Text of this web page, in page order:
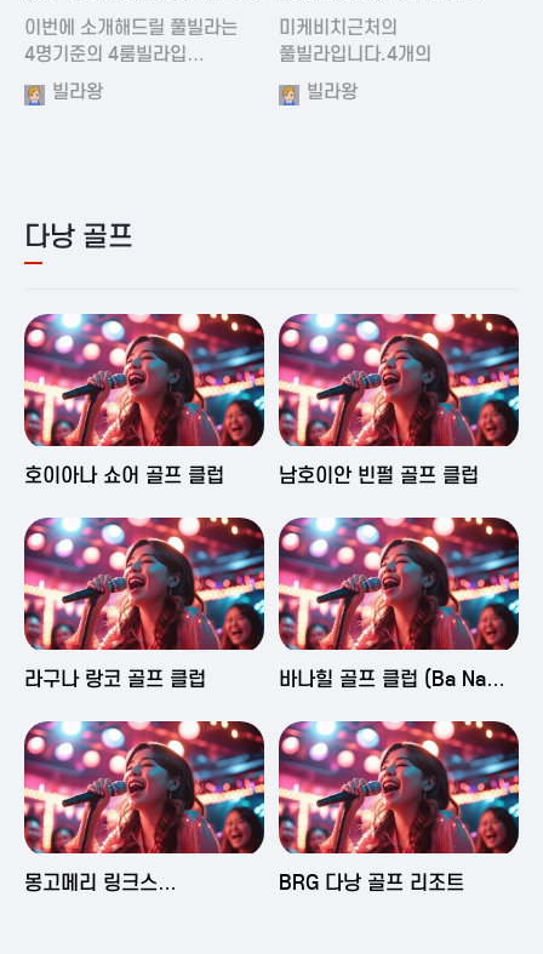
이번에 소개해드릴 풀빌라는
4명기준의 4룸빌라입…
빌라왕
풀빌라
미케비치근처의
풀빌라입니다.4개의
아름다운방과…
빌라왕
다낭 골프
2025-06-03 16:43
호이아나 쇼어 골프 클럽 2025-06-03 15:09
남호이안 빈펄 골프 클럽
2025-06-03 15:05
라구나 랑코 골프 클럽 2025-06-03 14:58
바나힐 골프 클럽 (Ba Na
2025-06-03 14:50
몽고메리 링크스
2025-06-02 23:29
BRG 다낭 골프 리조트